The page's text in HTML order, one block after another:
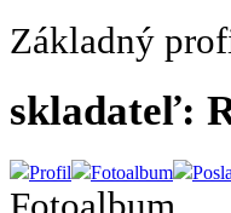
Základný
skladateľ:
Profil Fotoalbum